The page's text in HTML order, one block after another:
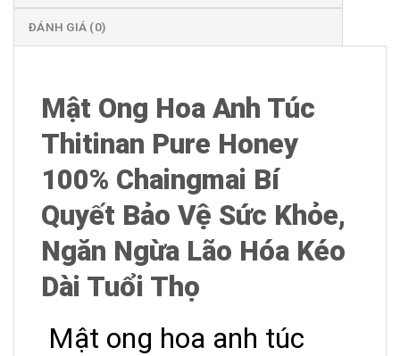
ĐÁNH GIÁ (0)
Mật Ong Hoa Anh Túc
Thitinan Pure Honey
100% Chaingmai Bí
Quyết Bảo Vệ Sức Khỏe,
Ngăn Ngừa Lão Hóa Kéo
Dài Tuổi Thọ
Mật ong hoa anh túc